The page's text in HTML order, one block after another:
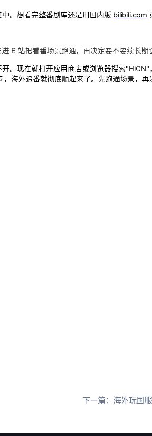
。想看完整番剧库还是用国内版 bilibili.com
B 站把看番场景跑通，再决定要不要续长
。现在就打开应用商店或浏览器搜索
海外追番就彻底顺起来了。先跑通场景，再
下一篇： 海外玩国服游